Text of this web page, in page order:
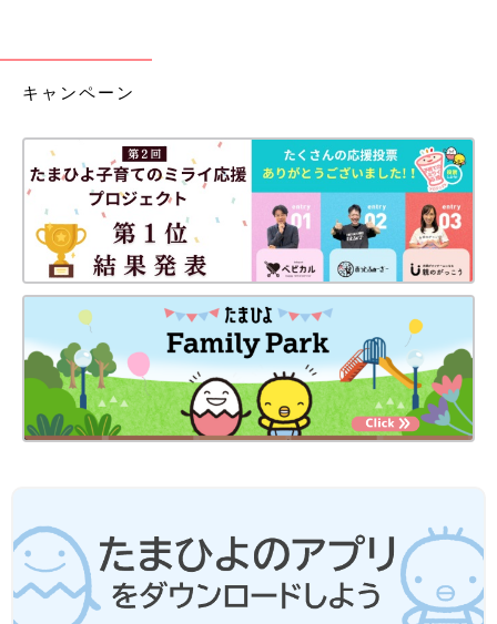
総合的に勉強することができました。
のえらぶじま）などの島の病院、診療所でも研修しました。その
ときに、島によってさまざまな医療の形があると学びました。急
患がいるとドクターヘリで迎えに行く島や、看護師だけが常駐し
ている島もありました。高校時代の修学旅行で伊王島に常駐の医
師がいないことに驚いたのですが、実は伊王島のような医療環境
の地域は少なくないと実感しました。
研修医2年目では、漫画や映画になった『Dr.コトー診療所』のモ
デルである甑島の瀬戸上健二郎先生のもとで1カ月研修を受ける
ことができました。実際に離島医療の現場で働いてみて、「島の
診療所には医師が1人だけのことが多い。だから小児科も整形外
科も内科も、救急もすべて対応できる総合診療医になる必要があ
る」と、改めて感じたんです。
キャンペーン